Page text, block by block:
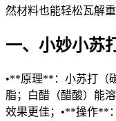
然材料也能轻松瓦解
一、小妙小苏
•**原理**：小苏打（
脂；白醋（醋酸）能
效果更佳；•**操作**